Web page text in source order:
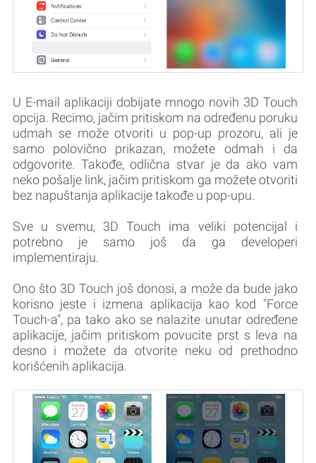
U E-mail aplikaciji dobijate mnogo novih 3D Touch
opcija. Recimo, jačim pritiskom na određenu poruku
udmah se može otvoriti u pop-up prozoru, ali je
samo polovično prikazan, možete odmah i da
odgovorite. Takođe, odlična stvar je da ako vam
neko pošalje link, jačim pritiskom ga možete otvoriti
bez napuštanja aplikacije takođe u pop-upu.
Sve u svemu, 3D Touch ima veliki potencijal i
potrebno je samo još da ga developeri
implementiraju.
Ono što 3D Touch još donosi, a može da bude jako
korisno jeste i izmena aplikacija kao kod "Force
Touch-a", pa tako ako se nalazite unutar određene
aplikacije, jačim pritiskom povucite prst s leva na
desno i možete da otvorite neku od prethodno
korišćenih aplikacija.